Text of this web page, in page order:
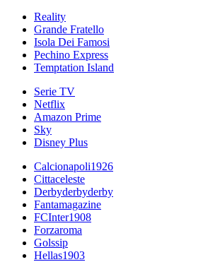
Reality
Grande Fratello
Isola Dei Famosi
Pechino Express
Temptation Island
Serie TV
Netflix
Amazon Prime
Sky
Disney Plus
Calcionapoli1926
Cittaceleste
Derbyderbyderby
Fantamagazine
FCInter1908
Forzaroma
Golssip
Hellas1903